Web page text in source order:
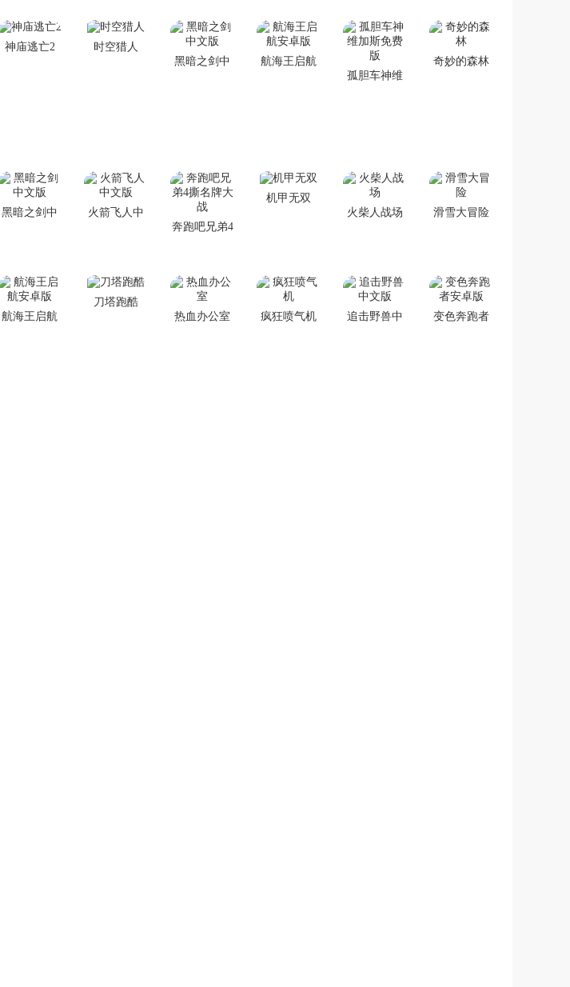
神庙逃亡2
时空猎人
黑暗之剑中
航海王启航
孤胆车神维
奇妙的森林
黑暗之剑中
火箭飞人中
奔跑吧兄弟4
机甲无双
火柴人战场
滑雪大冒险
航海王启航
刀塔跑酷
热血办公室
疯狂喷气机
追击野兽中
变色奔跑者